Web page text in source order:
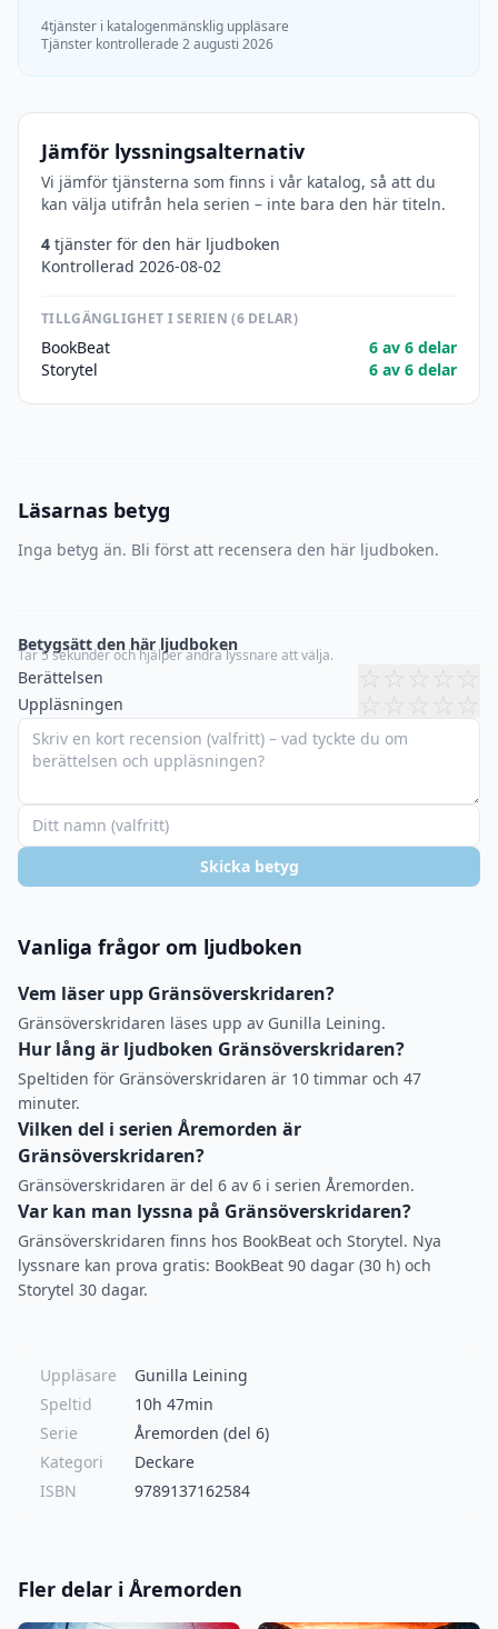
4tjänster i katalogenmänsklig uppläsare
Tjänster kontrollerade 2 augusti 2026
Jämför lyssningsalternativ
Vi jämför tjänsterna som finns i vår katalog, så att du
kan välja utifrån hela serien – inte bara den här titeln.
4 tjänster för den här ljudboken
Kontrollerad 2026-08-02
TILLGÄNGLIGHET I SERIEN (6 DELAR)
BookBeat
6 av 6 delar
Storytel
6 av 6 delar
Läsarnas betyg
Inga betyg än. Bli först att recensera den här ljudboken.
Betygsätt den här ljudboken
Tar 5 sekunder och hjälper andra lyssnare att välja.
Berättelsen ☆☆☆☆☆
Uppläsningen ☆ ☆ ☆ ☆ ☆
Skicka betyg
Vanliga frågor om ljudboken
Vem läser upp Gränsöverskridaren?
Gränsöverskridaren läses upp av Gunilla Leining.
Hur lång är ljudboken Gränsöverskridaren?
Speltiden för Gränsöverskridaren är 10 timmar och 47
minuter.
Vilken del i serien Åremorden är
Gränsöverskridaren?
Gränsöverskridaren är del 6 av 6 i serien Åremorden.
Var kan man lyssna på Gränsöverskridaren?
Gränsöverskridaren finns hos BookBeat och Storytel. Nya
lyssnare kan prova gratis: BookBeat 90 dagar (30 h) och
Storytel 30 dagar.
Uppläsare
Gunilla Leining
Speltid
10h 47min
Serie
Åremorden (del 6)
Kategori
Deckare
ISBN
9789137162584
Fler delar i Åremorden